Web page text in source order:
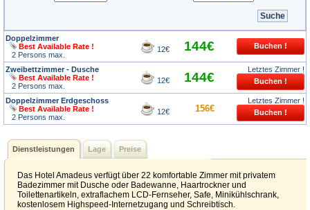
Doppelzimmer
Best Available Rate !
2 Persons max.
12€ 144€
Zweibettzimmer - Dusche
Best Available Rate !
2 Persons max.
12€ 144€
Letztes Zimmer !
Doppelzimmer Erdgeschoss
Best Available Rate !
2 Persons max.
12€ 156€
Letztes Zimmer !
Dienstleistungen Lage Preise
Das Hotel Amadeus verfügt über 22 komfortable Zimmer mit privatem
Badezimmer mit Dusche oder Badewanne, Haartrockner und
Toilettenartikeln, extraflachem LCD-Fernseher, Safe, Minikühlschrank,
kostenlosem Highspeed-Internetzugang und Schreibtisch.